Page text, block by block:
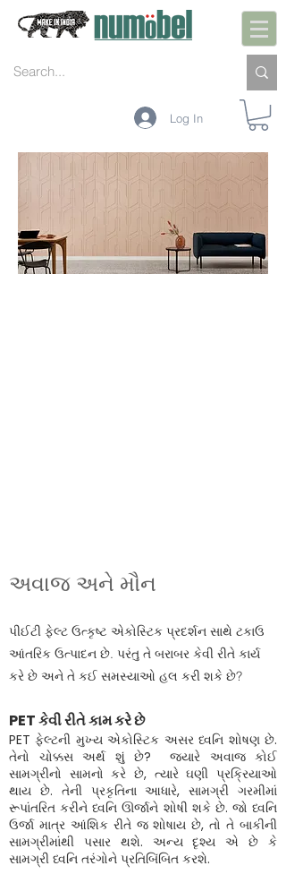
Log In
અવાજ અને મૌન
પીઈટી ફેલ્ટ ઉત્કૃષ્ટ એકોસ્ટિક પ્રદર્શન સાથે ટકાઉ
આંતરિક ઉત્પાદન છે. પરંતુ તે બરાબર કેવી રીતે કાર્ય
કરે છે અને તે કઈ સમસ્યાઓ હલ કરી શકે છે?
PET કેવી રીતે કામ કરે છે
PET ફેલ્ટની મુખ્ય એકોસ્ટિક અસર ધ્વનિ શોષણ છે.
તેનો ચોક્કસ અર્થ શું છે? જ્યારે અવાજ કોઈ
સામગ્રીનો સામનો કરે છે, ત્યારે ઘણી પ્રક્રિયાઓ
થાય છે. તેની પ્રકૃતિના આધારે, સામગ્રી ગરમીમાં
રૂપાંતરિત કરીને ધ્વનિ ઊર્જાને શોષી શકે છે. જો ધ્વનિ
ઉર્જા માત્ર આંશિક રીતે જ શોષાય છે, તો તે બાકીની
સામગ્રીમાંથી પસાર થશે. અન્ય દૃશ્ય એ છે કે
સામગ્રી ધ્વનિ તરંગોને પ્રતિબિંબિત કરશે.